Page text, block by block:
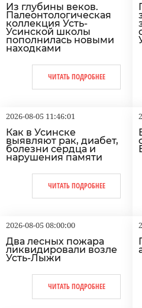
Из глубины веков.
Палеонтологическая
коллекция Усть-
Усинской школы
пополнилась новыми
находками
ЧИТАТЬ ПОДРОБНЕЕ
2026-08-05 11:46:01
Как в Усинске
выявляют рак, диабет,
болезни сердца и
нарушения памяти
ЧИТАТЬ ПОДРОБНЕЕ
2026-08-05 08:00:00
Два лесных пожара
ликвидировали возле
Усть-Лыжи
ЧИТАТЬ ПОДРОБНЕЕ